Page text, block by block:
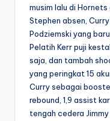
musim lalu di
Stephen absen,
Podziemski yang
Pelatih Kerr puji
saja, dan tambah
yang peringkat 15
Curry sebagai
rebound, 1,9 assist
tengah cedera